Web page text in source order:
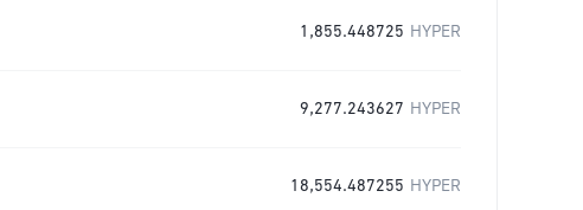
1,855.448725 HYPER
9,277.243627 HYPER
18,554.487255 HYPER